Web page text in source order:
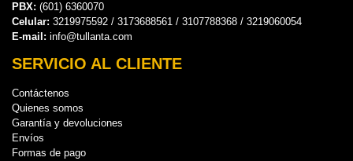
PBX: (601) 6360070
Celular: 3219975592 / 3173688561 / 3107788368 / 3219060054
E-mail: info@tullanta.com
SERVICIO AL CLIENTE
Contáctenos
Quienes somos
Garantía y devoluciones
Envíos
Formas de pago